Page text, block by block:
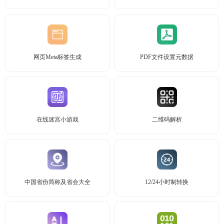
网页Meta标签生成 PDF文件设置元数据
在线迷宫小游戏 二维码解析
中国省份简称及省会大全 12/24小时制转换